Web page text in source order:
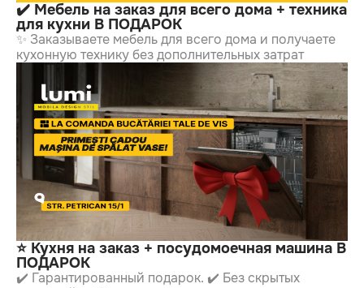
✔️ Мебель на заказ для всего дома + техника
для кухни В ПОДАРОК
✨ Заказываете мебель для всего дома и получаете
кухонную технику без дополнительных затрат
⭐ Кухня на заказ + посудомоечная машина В
ПОДАРОК
✔️ Гарантированный подарок. ✔️ Без скрытых